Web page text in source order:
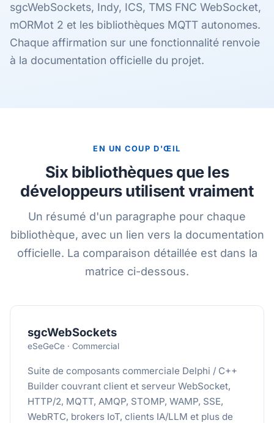
sgcWebSockets, Indy, ICS, TMS FNC WebSocket,
mORMot 2 et les bibliothèques MQTT autonomes.
Chaque affirmation sur une fonctionnalité renvoie
à la documentation officielle du projet.
EN UN COUP D'ŒIL
Six bibliothèques que les
développeurs utilisent vraiment
Un résumé d'un paragraphe pour chaque
bibliothèque, avec un lien vers la documentation
officielle. La comparaison détaillée est dans la
matrice ci-dessous.
sgcWebSockets
eSeGeCe · Commercial
Suite de composants commerciale Delphi / C++
Builder couvrant client et serveur WebSocket,
HTTP/2, MQTT, AMQP, STOMP, WAMP, SSE,
WebRTC, brokers IoT, clients IA/LLM et plus de